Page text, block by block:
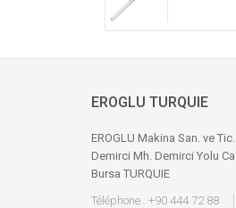
EROGLU TURQUIE
EROGLU Makina San. ve
Demirci Mh. Demirci Yolu
Bursa TURQUIE
Téléphone : +90 444 72 88